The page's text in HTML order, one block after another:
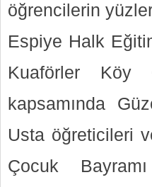
öğrencilerin
Espiye Halk
Kuaförler Köy
kapsamında
Usta öğreticileri
Çocuk